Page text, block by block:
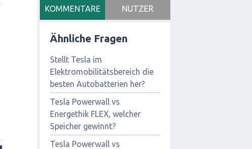
KOMMENTARE NUTZER
Ähnliche Fragen
Stellt Tesla im
Elektromobilitätsbereich die
besten Autobatterien her?
Tesla Powerwall vs
Energethik FLEX, welcher
Speicher gewinnt?
Tesla Powerwall vs